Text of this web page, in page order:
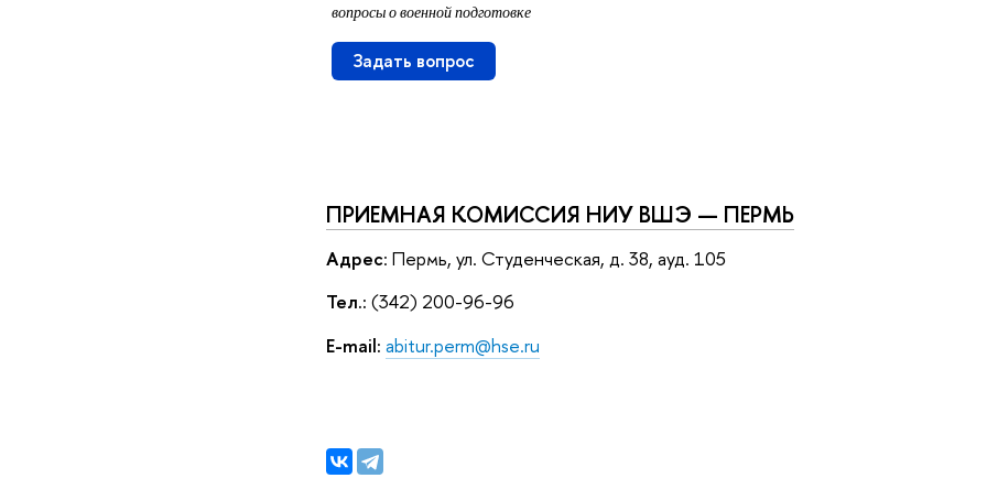
вопросы о военной подготовке
Задать вопрос
ПРИЕМНАЯ КОМИССИЯ НИУ ВШЭ — ПЕРМЬ
Адрес: Пермь, ул. Студенческая, д. 38, ауд. 105
Тел.: (342) 200-96-96
E-mail: abitur.perm@hse.ru